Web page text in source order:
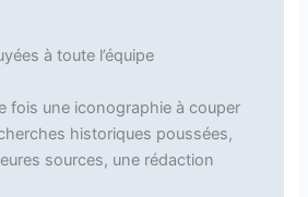
à toute l’équipe
fois une iconographie à couper
historiques poussées,
sources, une rédaction